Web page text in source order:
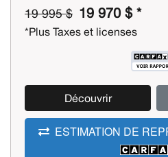
19 995 $ 19 970 $ *
*Plus Taxes et licenses
Découvrir
ESTIMATION DE